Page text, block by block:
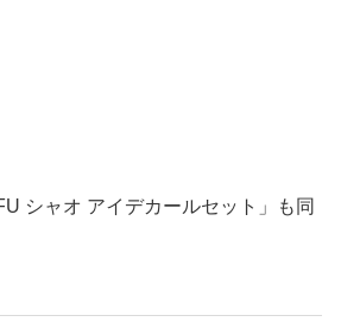
シャオ アイデカールセット」も同